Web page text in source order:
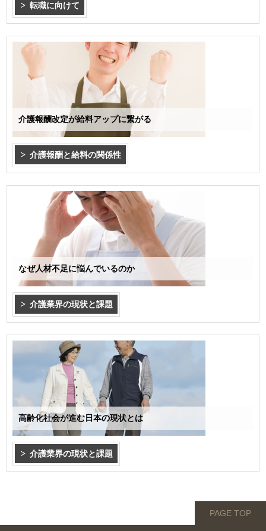
転職に向けて
介護報酬改定が給料アップに繋がる
介護報酬と給料の関係性
なぜ人材不足に悩んでいるのか
介護業界の現状と課題
高齢化社会が進む日本の現状とは
介護業界の現状と課題
PAGE TOP